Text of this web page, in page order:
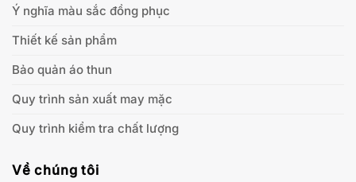
Ý nghĩa màu sắc đồng phục
Thiết kế sản phẩm
Bảo quản áo thun
Quy trình sản xuất may mặc
Quy trình kiểm tra chất lượng
Về chúng tôi